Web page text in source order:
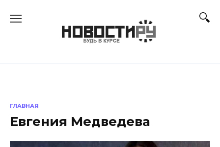
ГЛАВНАЯ
Евгения Медведева